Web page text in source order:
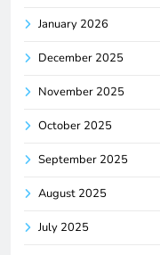
January 2026
December 2025
November 2025
October 2025
September 2025
August 2025
July 2025